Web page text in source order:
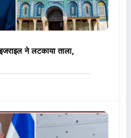
ने लटकाया ताला,